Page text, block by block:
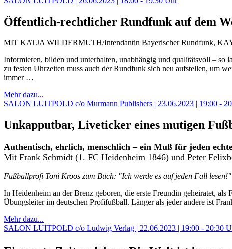
Öffentlich-rechtlicher Rundfunk auf dem
MIT KATJA WILDERMUTH/Intendantin Bayerischer Rundfunk,
Informieren, bilden und unterhalten, unabhängig und qualitätsvoll –
zu festen Uhrzeiten muss auch der Rundfunk sich neu aufstellen, um
immer …
Mehr dazu...
SALON LUITPOLD c/o Murmann Publishers | 23.06.2023 | 19:00 -
Unkapputbar, Liveticker eines mutigen
Authentisch, ehrlich, menschlich – ein Muß für jeden
Mit Frank Schmidt (1. FC Heidenheim 1846) und Peter
Fußballprofi Toni Kroos zum Buch: "Ich werde es auf jeden Fall lesen!"
In Heidenheim an der Brenz geboren, die erste Freundin geheiratet,
Übungsleiter im deutschen Profifußball. Länger als jeder andere ist
Mehr dazu...
SALON LUITPOLD c/o Ludwig Verlag | 22.06.2023 | 19:00 - 20:30